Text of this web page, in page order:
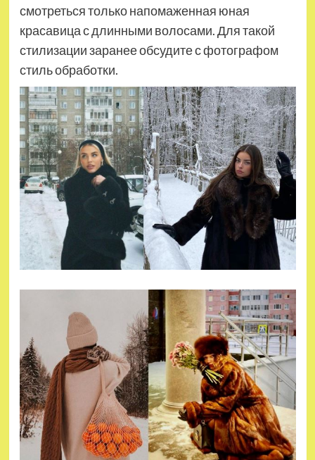
смотреться только напомаженная юная
красавица с длинными волосами. Для такой
стилизации заранее обсудите с фотографом
стиль обработки.